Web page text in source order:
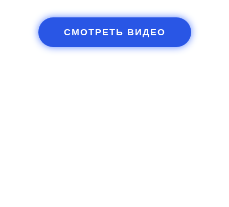
СМОТРЕТЬ ВИДЕО